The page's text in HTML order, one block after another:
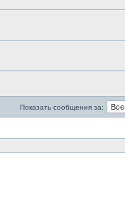
Показать сообщения за: